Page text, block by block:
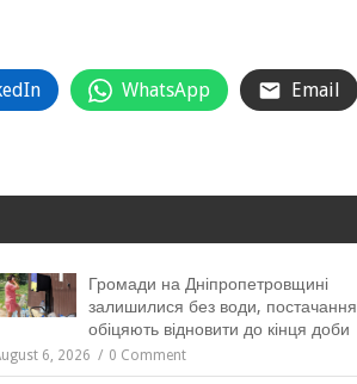
WhatsApp Email
Громади на Дніпропетровщині
залишилися без води, постачання
обіцяють відновити до кінця доби
6, 2026 0 Comment